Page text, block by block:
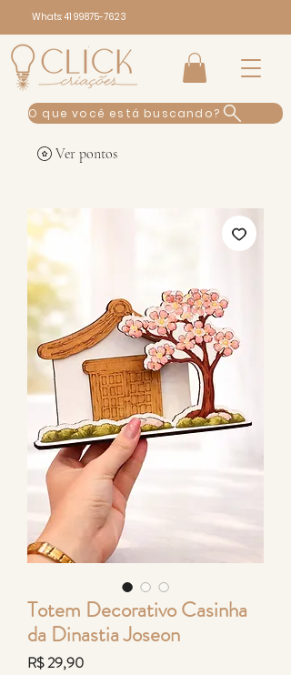
Whats:41 99875-7623
O que você está buscando?
Ver pontos
Totem Decorativo Casinha
da Dinastia Joseon
R$ 29,90Preço